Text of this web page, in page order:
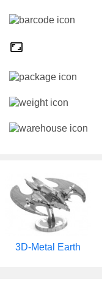
3D-Metal Earth